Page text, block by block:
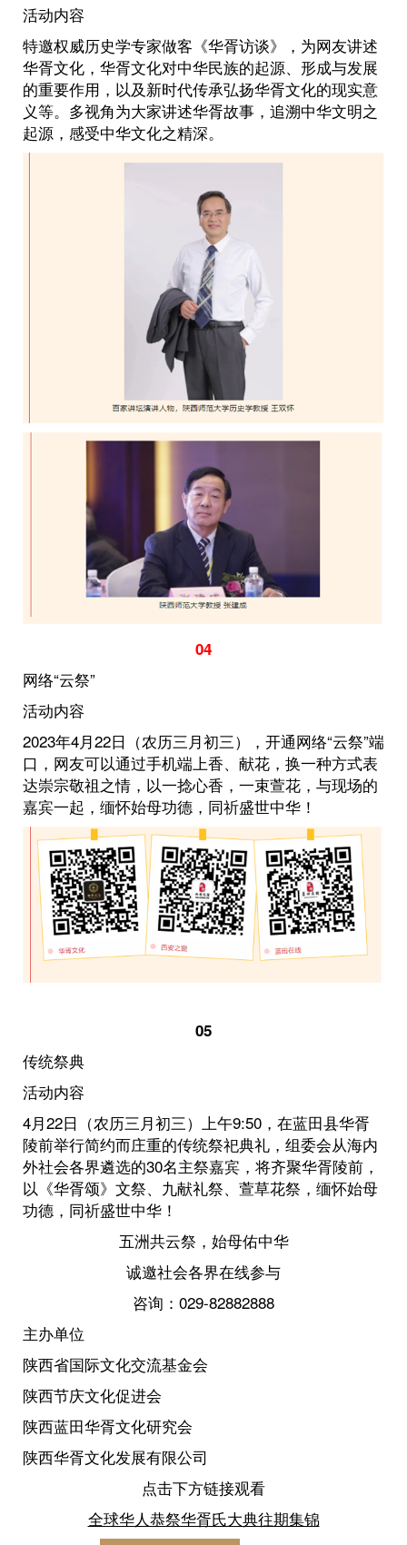
活动内容
特邀权威历史学专家做客《华胥访谈》，为网友讲述
华胥文化，华胥文化对中华民族的起源、形成与发展
的重要作用，以及新时代传承弘扬华胥文化的现实意
义等。多视角为大家讲述华胥故事，追溯中华文明之
起源，感受中华文化之精深。
04
网络“云祭”
活动内容
2023年4月22日（农历三月初三），开通网络“云祭”端
口，网友可以通过手机端上香、献花，换一种方式表
达崇宗敬祖之情，以一捻心香，一束萱花，与现场的
嘉宾一起，缅怀始母功德，同祈盛世中华！
05
传统祭典
活动内容
4月22日（农历三月初三）上午9:50，在蓝田县华胥
陵前举行简约而庄重的传统祭祀典礼，组委会从海内
外社会各界遴选的30名主祭嘉宾，将齐聚华胥陵前，
以《华胥颂》文祭、九献礼祭、萱草花祭，缅怀始母
功德，同祈盛世中华！
五洲共云祭，始母佑中华
诚邀社会各界在线参与
咨询：029-82882888
主办单位
陕西省国际文化交流基金会
陕西节庆文化促进会
陕西蓝田华胥文化研究会
陕西华胥文化发展有限公司
点击下方链接观看
全球华人恭祭华胥氏大典往期集锦